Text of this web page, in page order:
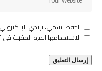
احفظ اسمي، بريدي
لاستخدامها المرة المقبلة